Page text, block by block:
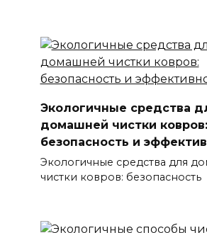
Экологичные средства
домашней чистки ковров:
безопасность и
Экологичные средства для
чистки ковров: безопасность